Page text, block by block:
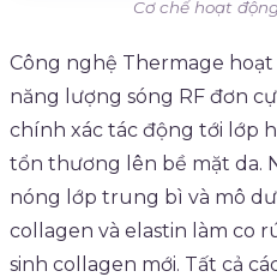
Cơ chế hoạt
Công nghệ Thermage
năng lượng sóng RF đơn
chính xác tác động tới lớp
tổn thương lên bề mặt da.
nóng lớp trung bì và mô
collagen và elastin làm co
sinh collagen mới. Tất cả